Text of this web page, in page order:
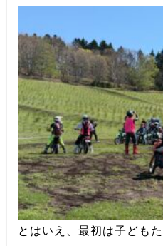
とはいえ、最初は子ども